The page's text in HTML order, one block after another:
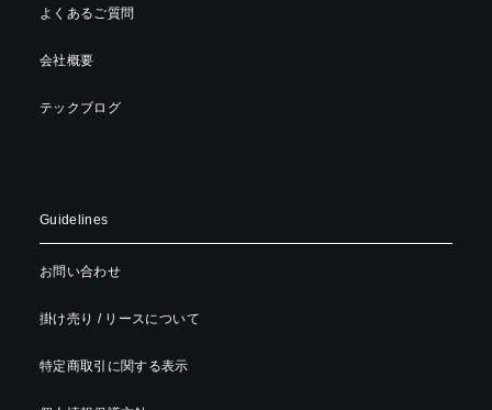
よくあるご質問
会社概要
テックブログ
Guidelines
お問い合わせ
掛け売り / リースについて
特定商取引に関する表示